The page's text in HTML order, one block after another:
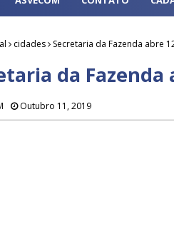
cidades Secretaria da Fazenda abre
da
Outubro 11, 2019